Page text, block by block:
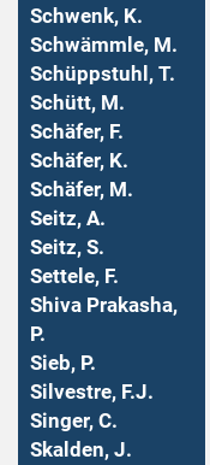
Schwenk, K.
Schwämmle, M.
Schüppstuhl, T.
Schütt, M.
Schäfer, F.
Schäfer, K.
Schäfer, M.
Seitz, A.
Seitz, S.
Settele, F.
Shiva Prakasha,
P.
Sieb, P.
Silvestre, F.J.
Singer, C.
Skalden, J.